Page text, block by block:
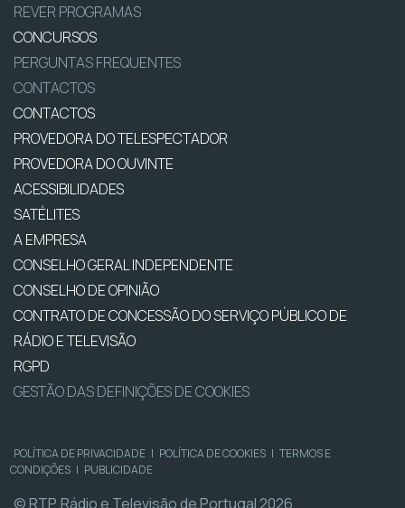
REVER PROGRAMAS
CONCURSOS
PERGUNTAS FREQUENTES
CONTACTOS
CONTACTOS
PROVEDORA DO TELESPECTADOR
PROVEDORA DO OUVINTE
ACESSIBILIDADES
SATÉLITES
A EMPRESA
CONSELHO GERAL INDEPENDENTE
CONSELHO DE OPINIÃO
CONTRATO DE CONCESSÃO DO SERVIÇO PÚBLICO DE
RÁDIO E TELEVISÃO
RGPD
GESTÃO DAS DEFINIÇÕES DE COOKIES
POLÍTICA DE PRIVACIDADE | POLÍTICA DE COOKIES | TERMOS E
CONDIÇÕES | PUBLICIDADE
© RTP, Rádio e Televisão de Portugal 2026